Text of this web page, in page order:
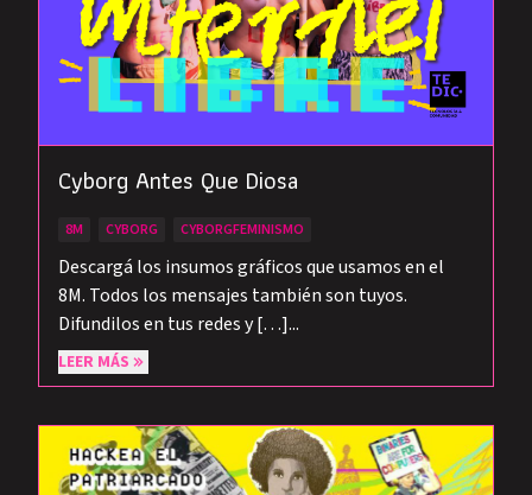
Cyborg Antes Que Diosa
8M CYBORG CYBORGFEMINISMO
Descargá los insumos gráficos que usamos en el
8M. Todos los mensajes también son tuyos.
Difundilos en tus redes y […]...
LEER MÁS